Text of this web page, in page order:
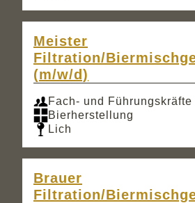
Meister
Filtration/
(m/w/d)
Fach- und Führungskräfte
Bierherstellung
Lich
Brauer
Filtration/